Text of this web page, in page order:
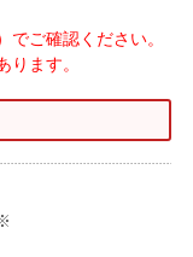
ご確認ください。
ます。